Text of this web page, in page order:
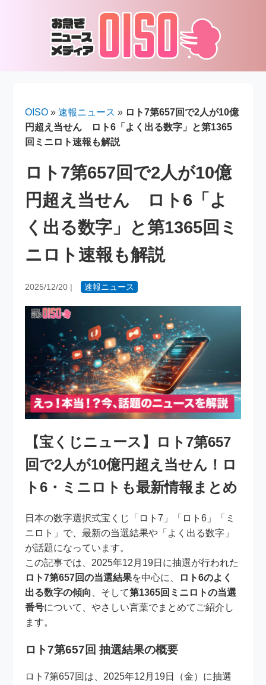
OISO »速報ニュース » ロト7第657回で2人が10億
円超え当せん ロト6「よく出る数字」と第1365
回ミニロト速報も解説
ロト7第657回で2人が10億
円超え当せん ロト6「よ
く出る数字」と第1365回ミ
ニロト速報も解説
2025/12/20 | 速報ニュース
【宝くじニュース】ロト7第657
回で2人が10億円超え当せん！ロ
ト6・ミニロトも最新情報まとめ
日本の数字選択式宝くじ「ロト7」「ロト6」「ミ
ニロト」で、最新の当選結果や「よく出る数字」
が話題になっています。
この記事では、2025年12月19日に抽選が行われた
ロト7第657回の当選結果を中心に、
ロト6のよく
出る数字の傾向
、そして第1365回ミニロトの当選
番号について、やさしい言葉でまとめてご紹介し
ます。
ロト7第657回 抽選結果の概要
ロト7第657回は、2025年12月19日（金）に抽選